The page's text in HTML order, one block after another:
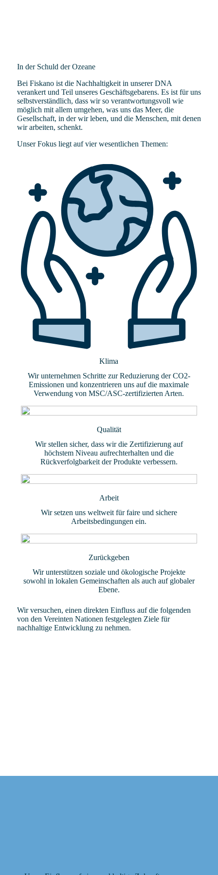
In der Schuld der Ozeane
Bei Fiskano ist die Nachhaltigkeit in unserer DNA
verankert und Teil unseres Geschäftsgebarens. Es ist für uns
selbstverständlich, dass wir so verantwortungsvoll wie
möglich mit allem umgehen, was uns das Meer, die
Gesellschaft, in der wir leben, und die Menschen, mit denen
wir arbeiten, schenkt.
Unser Fokus liegt auf vier wesentlichen Themen:
Klima
Wir unternehmen Schritte zur Reduzierung der CO2-
Emissionen und konzentrieren uns auf die maximale
Verwendung von MSC/ASC-zertifizierten Arten.
Qualität
Wir stellen sicher, dass wir die Zertifizierung auf
höchstem Niveau aufrechterhalten und die
Rückverfolgbarkeit der Produkte verbessern.
Arbeit
Wir setzen uns weltweit für faire und sichere
Arbeitsbedingungen ein.
Zurückgeben
Wir unterstützen soziale und ökologische Projekte
sowohl in lokalen Gemeinschaften als auch auf globaler
Ebene.
Wir versuchen, einen direkten Einfluss auf die folgenden
von den Vereinten Nationen festgelegten Ziele für
nachhaltige Entwicklung zu nehmen.